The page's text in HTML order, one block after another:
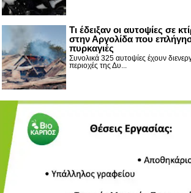
Τι έδειξαν οι αυτοψίες σε
στην Αργολίδα που
πυρκαγιές
Συνολικά 325 αυτοψίες έχουν
περιοχές της Δυ...